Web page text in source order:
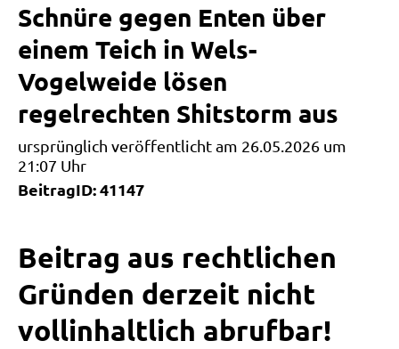
Schnüre gegen Enten über
einem Teich in Wels-
Vogelweide lösen
regelrechten Shitstorm aus
ursprünglich veröffentlicht am 26.05.2026 um
21:07 Uhr
BeitragID: 41147
Beitrag aus rechtlichen
Gründen derzeit nicht
vollinhaltlich abrufbar!